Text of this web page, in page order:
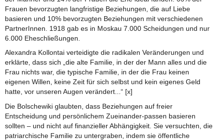
Frauen bevorzugten langfristige Beziehungen, die auf Liebe
basieren und 10% bevorzugten Beziehungen mit verschiedenen
PartnerInnen. 1918 gab es in Moskau 7.000 Scheidungen und nur
6.000 Eheschließungen.
Alexandra Kollontai verteidigte die radikalen Veränderungen und
erklärte, dass sich „die alte Familie, in der der Mann alles und die
Frau nichts war, die typische Familie, in der die Frau keinen
eigenen Willen, keine Zeit für sich selbst und kein eigenes Geld
hatte, vor unseren Augen verändert...“ [x]
Die Bolschewiki glaubten, dass Beziehungen auf freier
Entscheidung und persönlichem Zueinander-passen basieren
sollten – und nicht auf finanzieller Abhängigkeit. Sie versuchten, die
patriarchische Familie zu untergraben, indem sie öffentliche